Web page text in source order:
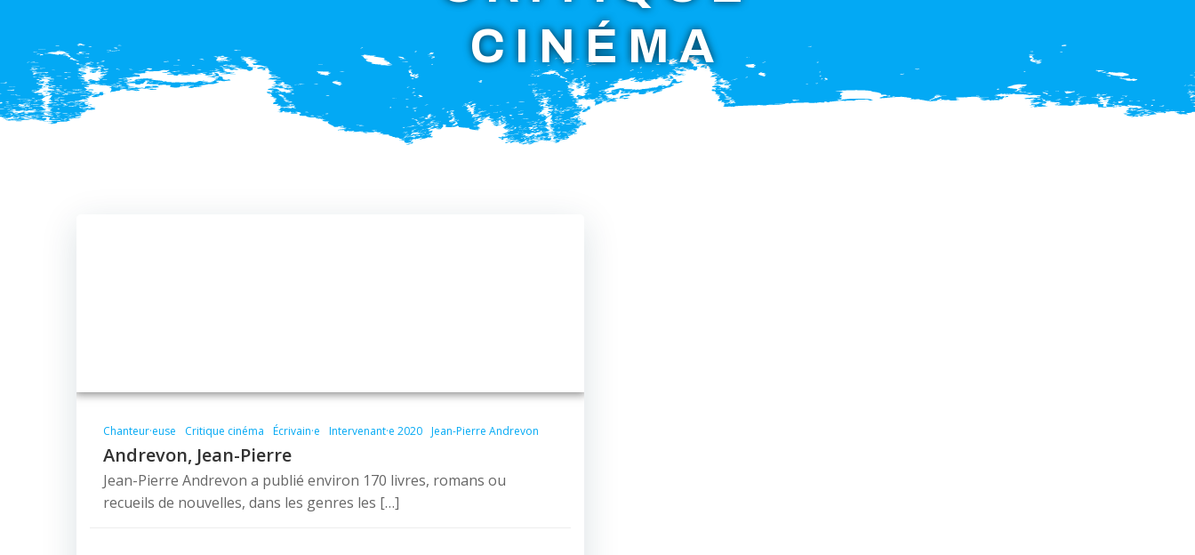
CINÉMA
Chanteur·euse Critique cinéma Écrivain·e Intervenant·e 2020 Jean-Pierre Andrevon
Andrevon, Jean-Pierre
Jean-Pierre Andrevon a publié environ 170 livres, romans ou
recueils de nouvelles, dans les genres les […]